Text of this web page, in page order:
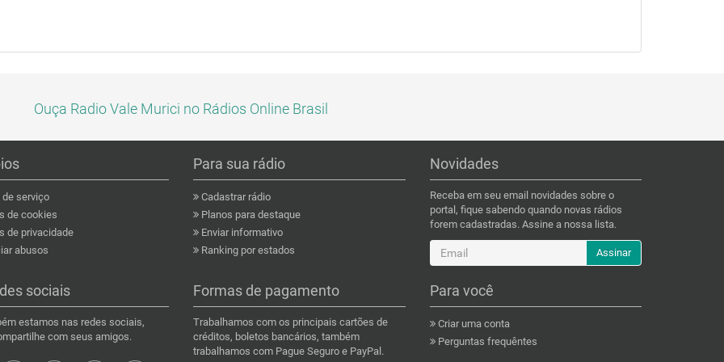
Ouça Radio Vale Murici no Rádios Online Brasil
serviço
de cookies
de privacidade
abusos
Para sua rádio
Cadastrar rádio
Planos para destaque
Enviar informativo
Ranking por estados
Novidades
Receba em seu email novidades sobre o
portal, fique sabendo quando novas rádios
forem cadastradas. Assine a nossa lista.
Assinar
sociais
estamos nas redes sociais,
com seus amigos.
Formas de pagamento
Trabalhamos com os principais cartões de
créditos, boletos bancários, também
trabalhamos com Pague Seguro e PayPal.
Para você
Criar uma conta
Perguntas frequêntes